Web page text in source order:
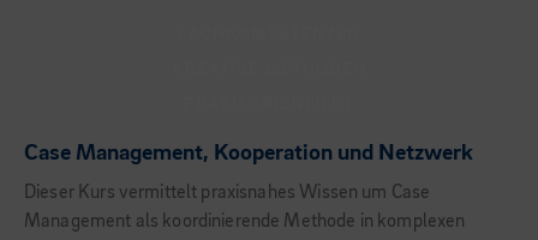
Case Management, Kooperation und Netzwerk
Dieser Kurs vermittelt praxisnahes Wissen um Case
Management als koordinierende Methode in komplexen